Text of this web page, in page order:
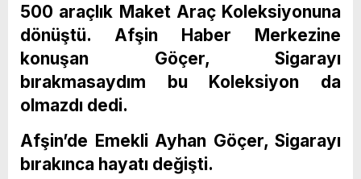
500 araçlık Maket Araç Koleksiyonuna
dönüştü. Afşin Haber Merkezine
konuşan Göçer, Sigarayı
bırakmasaydım bu Koleksiyon da
olmazdı dedi.
Afşin’de Emekli Ayhan Göçer, Sigarayı
bırakınca hayatı değişti.